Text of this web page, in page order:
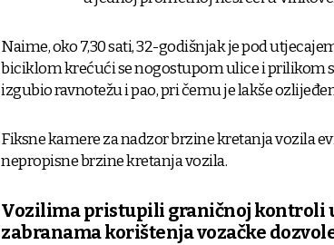
Naime, oko 7,30 sati, 32-godišnjak je pod
biciklom krećući se nogostupom ulice i prilikom
izgubio ravnotežu i pao, pri čemu je lakše
Fiksne kamere za nadzor brzine kretanja vozila
nepropisne brzine kretanja vozila.
Vozilima pristupili graničnoj kontroli
zabranama korištenja vozačke